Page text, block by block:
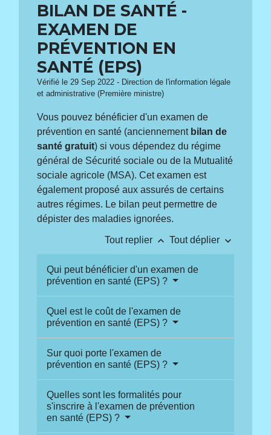
BILAN DE SANTÉ -
EXAMEN DE
PRÉVENTION EN
SANTÉ (EPS)
Vérifié le 29 Sep 2022 - Direction de l'information légale
et administrative (Première ministre)
Vous pouvez bénéficier d'un examen de
prévention en santé (anciennement bilan de
santé gratuit) si vous dépendez du régime
général de Sécurité sociale ou de la Mutualité
sociale agricole (MSA). Cet examen est
également proposé aux assurés de certains
autres régimes. Le bilan peut permettre de
dépister des maladies ignorées.
Tout replier keyboard_arrow_up Tout déplier keyboard_arrow_down
Qui peut bénéficier d'un examen de
prévention en santé (EPS) ?
Quel est le coût de l'examen de
prévention en santé (EPS) ?
Sur quoi porte l'examen de
prévention en santé (EPS) ?
Quelles sont les formalités pour
s'inscrire à l'examen de prévention
en santé (EPS) ?